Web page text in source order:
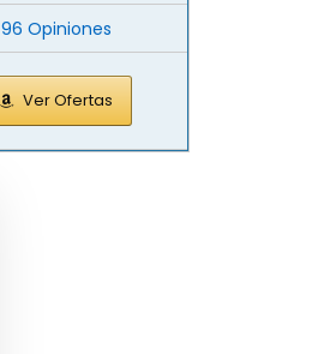
96 Opiniones
Ver Ofertas